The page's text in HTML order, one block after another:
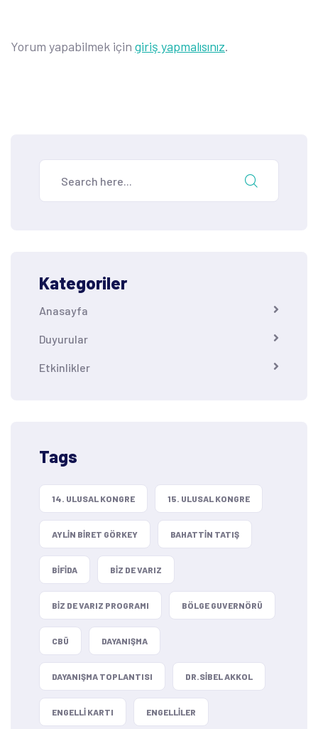
Yorum yapabilmek için giriş yapmalısınız.
Kategoriler
Anasayfa
Duyurular
Etkinlikler
Tags
14. ULUSAL KONGRE 15. ULUSAL KONGRE
AYLIN BIRET GÖRKEY BAHATTIN TATIŞ
BIFIDA BIZ DE VARIZ
BIZ DE VARIZ PROGRAMI BÖLGE GUVERNÖRÜ
CBÜ DAYANIŞMA
DAYANIŞMA TOPLANTISI DR.SIBEL AKKOL
ENGELLI KARTI ENGELLILER